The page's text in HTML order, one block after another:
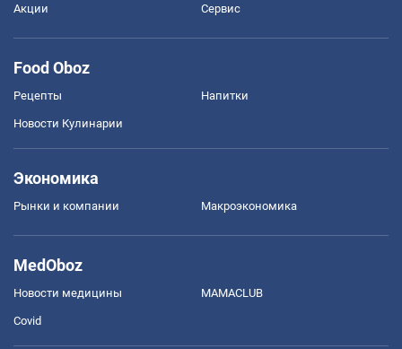
Акции Сервис
Food Oboz
Рецепты Напитки
Новости Кулинарии
Экономика
Рынки и компании Mакроэкономика
MedOboz
Новости медицины MAMACLUB
Covid